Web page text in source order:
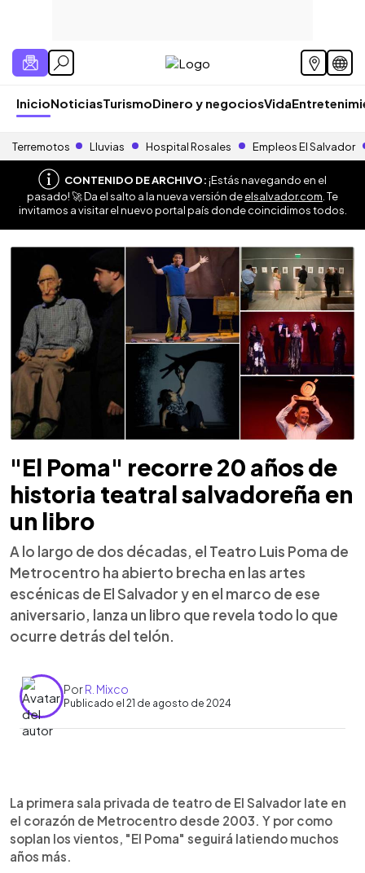
InicioNoticiasTurismoDinero y negociosVida
Terremotos Lluvias Hospital Rosales Empleos El Salvador
CONTENIDO DE ARCHIVO:¡Estás navegando en el
pasado! 🚀 Da el salto a la nueva versión deelsalvador.com . Te
invitamos a visitar el nuevo portal país donde coincidimos todos.
"El Poma" recorre 20 años de
historia teatral salvadoreña en
un libro
A lo largo de dos décadas, el Teatro Luis Poma de
Metrocentro ha abierto brecha en las artes
escénicas de El Salvador y en el marco de ese
aniversario, lanza un libro que revela todo lo que
ocurre detrás del telón.
PorR. Mixco
Publicado el 21 de agosto de 2024
Escuchar artículo
La primera sala privada de teatro de El Salvador late en
el corazón de Metrocentro desde 2003. Y por como
soplan los vientos, "El Poma" seguirá latiendo muchos
años más.